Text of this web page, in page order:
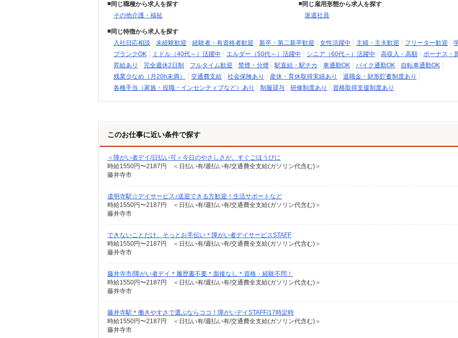
同じ職種から求人を探す
その他介護・福祉
同じ雇用形態から求人を探す
派遣社員
同じ特徴から求人を探す
入社日応相談
未経験歓迎 経験者・有資格者歓迎 新卒・第二新卒歓迎 女性活躍中 主婦・主夫歓迎 フリーター歓迎
ブランクOK
ミドル（40代～）活躍中 エルダー（50代～）活躍中 シニア（60代～）活躍中 高収入・高額
ボーナス・
昇給あり
完全週休2日制 フルタイム歓迎 禁煙・分煙 駅直結・駅チカ 車通勤OK バイク通勤OK
自転車通勤OK
残業少なめ（月20h未満）
交通費支給 社会保険あり 産休・育休取得実績あり
退職金・財形貯蓄制度あり
各種手当（家族・役職・インセンティブなど）あり
制服貸与 研修制度あり 資格取得支援制度あり
このお仕事に近い条件で探す
＜障がい者デイ/日払い可＞今日のやさしさが、すぐごほうびに
時給1550円〜2187円 ＜日払い有/週払い有/交通費全支給(ガソリン代含む)＞
藤井寺市
道明寺駅☆デイサービス♪送迎できる方歓迎！生活サポートなど
時給1550円〜2187円 ＜日払い有/週払い有/交通費全支給(ガソリン代含む)＞
藤井寺市
できないことだけ、そっとお手伝い＊障がい者デイサービスSTAFF
時給1550円〜2187円 ＜日払い有/週払い有/交通費全支給(ガソリン代含む)＞
藤井寺市
藤井寺市/障がい者デイ＊履歴書不要＊面接なし＊資格・経験不問！
時給1550円〜2187円 ＜日払い有/週払い有/交通費全支給(ガソリン代含む)＞
藤井寺市
藤井寺駅＊働きやすさで選ぶならココ！障がいデイSTAFF/17時定時
時給1550円〜2187円 ＜日払い有/週払い有/交通費全支給(ガソリン代含む)＞
藤井寺市